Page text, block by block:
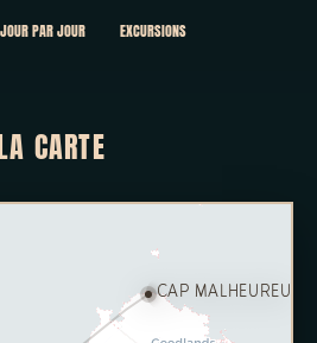
JOUR PAR JOUR EXCURSIONS
CARTE
CAP MALHEUREUX